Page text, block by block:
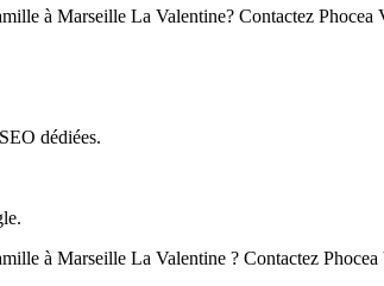
à Marseille La Valentine? Contactez
dédiées.
à Marseille La Valentine ? Contactez